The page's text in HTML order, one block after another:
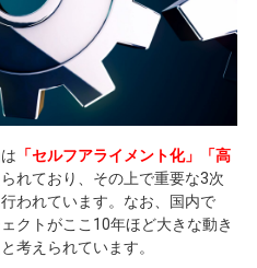
「セルフアライメント化」「高
れており、その上で重要な3次
われています。なお、国内で
クトがここ 10年ほど大きな動き
考えられています。